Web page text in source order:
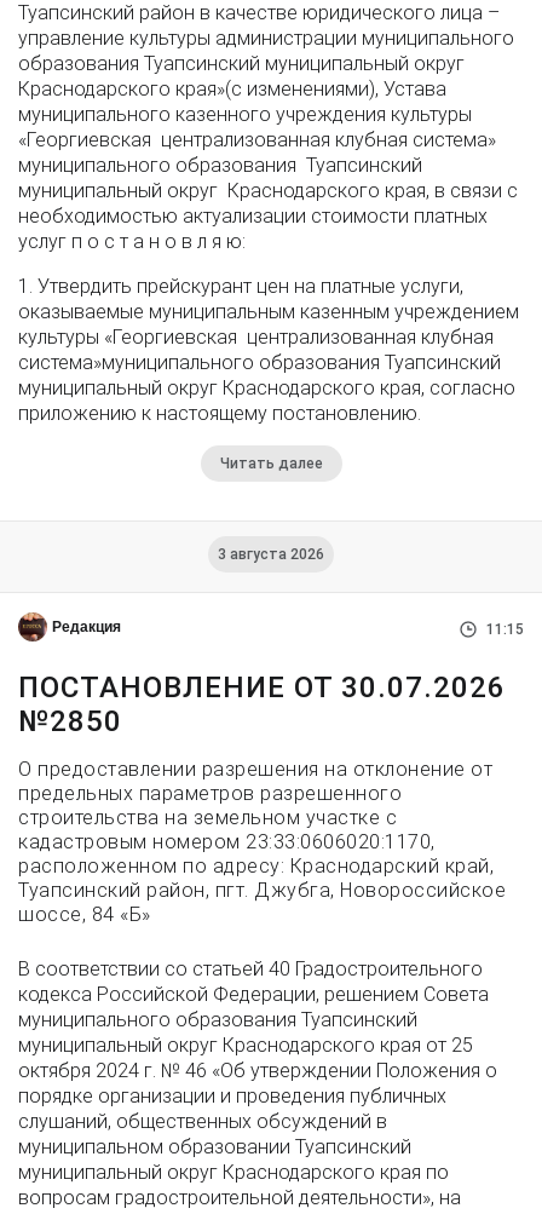
Туапсинский район в качестве юридического лица –
управление культуры администрации муниципального
образования Туапсинский муниципальный округ
Краснодарского края»(с изменениями), Устава
муниципального казенного учреждения культуры
«Георгиевская централизованная клубная система»
муниципального образования Туапсинский
муниципальный округ Краснодарского края, в связи с
необходимостью актуализации стоимости платных
услуг п о с т а н о в л я ю:
1. Утвердить прейскурант цен на платные услуги,
оказываемые муниципальным казенным учреждением
культуры «Георгиевская централизованная клубная
система»муниципального образования Туапсинский
муниципальный округ Краснодарского края, согласно
приложению к настоящему постановлению.
Читать далее
3 августа 2026
Редакция 11:15
ПОСТАНОВЛЕНИЕ ОТ 30.07.2026
№2850
О предоставлении разрешения на отклонение от
предельных параметров разрешенного
строительства на земельном участке с
кадастровым номером 23:33:0606020:1170,
расположенном по адресу: Краснодарский край,
Туапсинский район, пгт. Джубга, Новороссийское
шоссе, 84 «Б»
В соответствии со статьей 40 Градостроительного
кодекса Российской Федерации, решением Совета
муниципального образования Туапсинский
муниципальный округ Краснодарского края от 25
октября 2024 г. № 46 «Об утверждении Положения о
порядке организации и проведения публичных
слушаний, общественных обсуждений в
муниципальном образовании Туапсинский
муниципальный округ Краснодарского края по
вопросам градостроительной деятельности», на